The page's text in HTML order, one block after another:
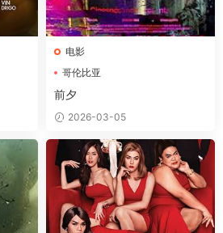
电影
哥伦比亚
前夕
2026-03-05